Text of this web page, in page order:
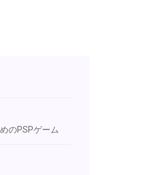
のPSPゲーム